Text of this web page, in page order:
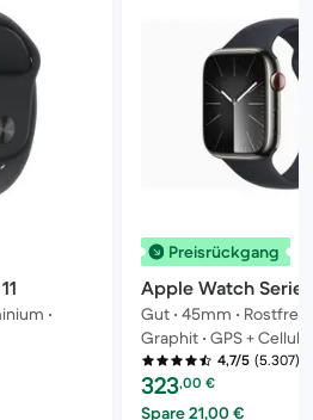
•
Preisrückgang
Apple Watch
Gut • 45mm •
Graphit • GPS + Cellular
4,7/5 (5.307)
Preis des erneuerten
323,00 €
Spare 21,00 €